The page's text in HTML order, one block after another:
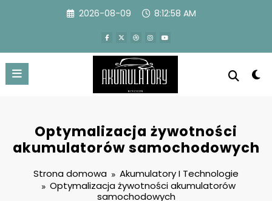
2026-08-09 8:12:59 AM
Optymalizacja żywotności
akumulatorów samochodowych
Strona domowa
Akumulatory I Technologie
Optymalizacja żywotności akumulatorów
samochodowych